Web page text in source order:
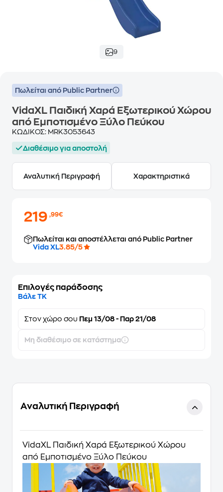
9
Πωλείται από Public Partner
VidaXL Παιδική Χαρά Εξωτερικού Χώρου
από Εμποτισμένο Ξύλο Πεύκου
ΚΩΔΙΚΟΣ: MRK3053643
Διαθέσιμο για αποστολή
Αναλυτική Περιγραφή Χαρακτηριστικά
219,99€
Πωλείται και αποστέλλεται από Public Partner
Vida XL3.85/5
Επιλογές παράδοσης
Βάλε ΤΚ
Στον χώρο σου Πεμ 13/08 - Παρ 21/08
Μη διαθέσιμο σε κατάστημα
Αναλυτική Περιγραφή
VidaXL Παιδική Χαρά Εξωτερικού Χώρου
από Εμποτισμένο Ξύλο Πεύκου